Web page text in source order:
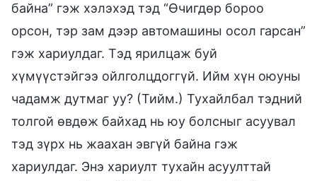
байна” гэж хэлэхэд тэд “Өчигдөр бороо
орсон, тэр зам дээр автомашины осол гарсан”
гэж хариулдаг. Тэд ярилцаж буй
хүмүүстэйгээ ойлголцдоггүй. Ийм хүн оюуны
чадамж дутмаг уу? (Тийм.) Тухайлбал тэдний
толгой өвдөж байхад нь юу болсныг асуувал
тэд зүрх нь жаахан эвгүй байна гэж
хариулдаг. Энэ хариулт тухайн асуулттай